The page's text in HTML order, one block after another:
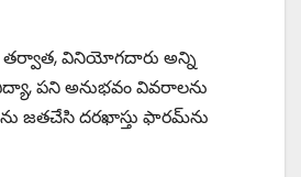
వినియోగదారు అన్ని
పని అనుభవం వివరాలను
జతచేసి దరఖాస్తు ఫారమ్‌ను